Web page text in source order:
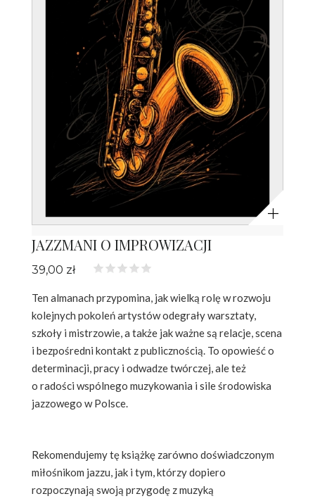
JAZZMANI O IMPROWIZACJI
39,00 zł
Ten almanach przypomina, jak wielką rolę w rozwoju
kolejnych pokoleń artystów odegrały warsztaty,
szkoły i mistrzowie, a także jak ważne są relacje, scena
i bezpośredni kontakt z publicznością. To opowieść o
determinacji, pracy i odwadze twórczej, ale też
o radości wspólnego muzykowania i sile środowiska
jazzowego w Polsce.
Rekomendujemy tę książkę zarówno doświadczonym
miłośnikom jazzu, jak i tym, którzy dopiero
rozpoczynają swoją przygodę z muzyką